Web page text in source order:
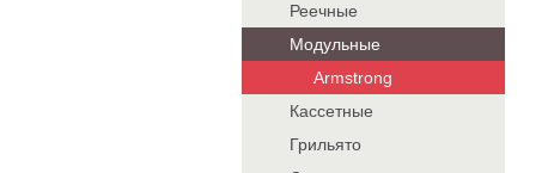
Реечные
Модульные
Armstrong
Кассетные
Грильято